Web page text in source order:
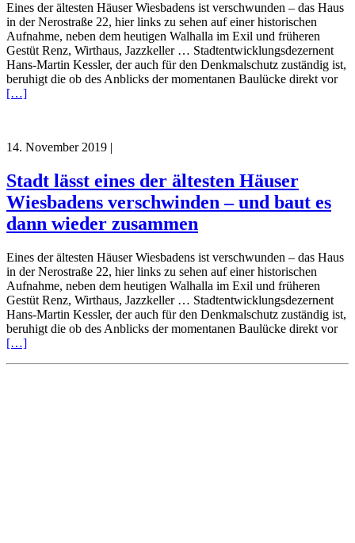
Eines der ältesten Häuser Wiesbadens ist verschwunden – das Haus
in der Nerostraße 22, hier links zu sehen auf einer historischen
Aufnahme, neben dem heutigen Walhalla im Exil und früheren
Gestüt Renz, Wirthaus, Jazzkeller … Stadtentwicklungsdezernent
Hans-Martin Kessler, der auch für den Denkmalschutz zuständig ist,
beruhigt die ob des Anblicks der momentanen Baulücke direkt vor
[…]
14. November 2019 |
Stadt lässt eines der ältesten Häuser
Wiesbadens verschwinden – und baut es
dann wieder zusammen
Eines der ältesten Häuser Wiesbadens ist verschwunden – das Haus
in der Nerostraße 22, hier links zu sehen auf einer historischen
Aufnahme, neben dem heutigen Walhalla im Exil und früheren
Gestüt Renz, Wirthaus, Jazzkeller … Stadtentwicklungsdezernent
Hans-Martin Kessler, der auch für den Denkmalschutz zuständig ist,
beruhigt die ob des Anblicks der momentanen Baulücke direkt vor
[…]